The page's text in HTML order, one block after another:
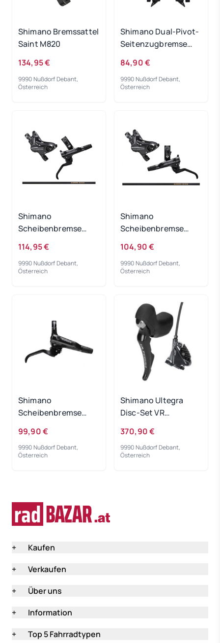
Shimano Bremssattel
Saint M820
134,95 €
9990 Nußdorf Debant,
Österreich
Shimano Dual-Pivot-
Seitenzugbremse
84,90 €
9990 Nußdorf Debant,
Österreich
Shimano
Scheibenbremse
114,95 €
9990 Nußdorf Debant,
Österreich
Shimano
Scheibenbremse
VR
104,90 €
9990 Nußdorf Debant,
Österreich
Shimano
Scheibenbremse
99,90 €
9990 Nußdorf Debant,
Österreich
Shimano Ultegra
Disc-Set VR
370,90 €
9990 Nußdorf Debant,
Österreich
+
Kaufen
+
Verkaufen
+
Über uns
+
Information
+
Top 5 Fahrradtypen